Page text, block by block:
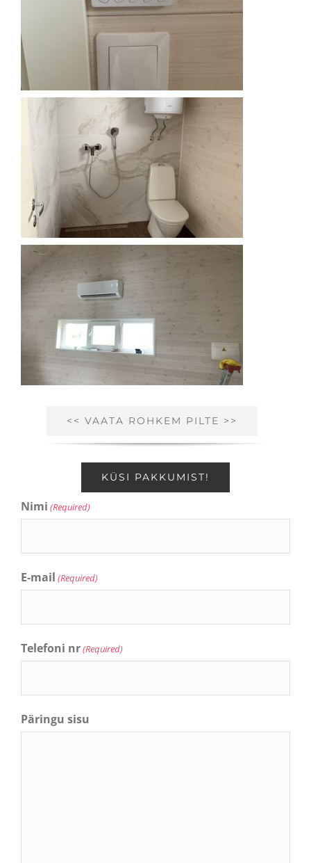
<< VAATA ROHKEM PILTE >>
KÜSI PAKKUMIST!
Nimi (Required)
E-mail (Required)
Telefoni nr(Required)
Päringu sisu